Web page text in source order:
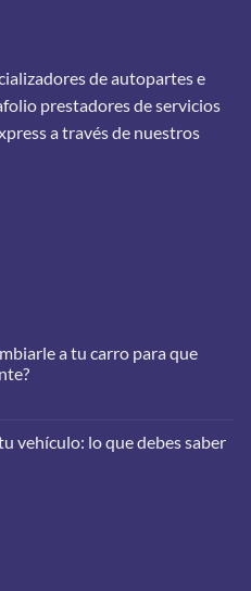
de autopartes e
prestadores de servicios
a través de nuestros
a tu carro para que
vehículo: lo que debes saber